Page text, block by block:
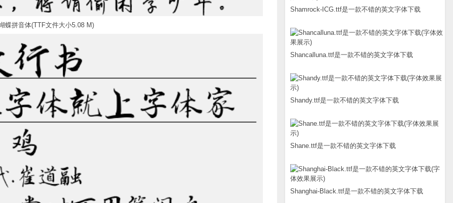
Shamrock-ICG.ttf是一款不错的英文字体下载
Shancalluna.ttf是一款不错的英文字体下载
Shandy.ttf是一款不错的英文字体下载
Shane.ttf是一款不错的英文字体下载
Shanghai-Black.ttf是一款不错的英文字体下载
蝶拼音体(TTF文件大小5.08 M)